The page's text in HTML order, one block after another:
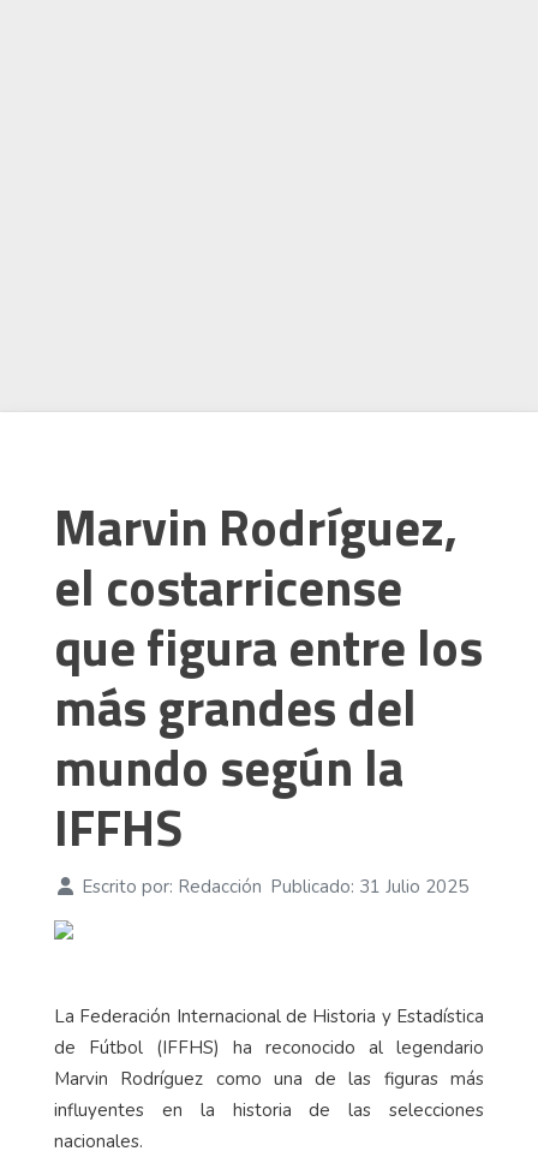
Marvin Rodríguez,
el costarricense
que figura entre los
más grandes del
mundo según la
IFFHS
Escrito por: Redacción Publicado: 31 Julio 2025
La Federación Internacional de Historia y Estadística
de Fútbol (IFFHS) ha reconocido al legendario
Marvin Rodríguez como una de las figuras más
influyentes en la historia de las selecciones
nacionales.